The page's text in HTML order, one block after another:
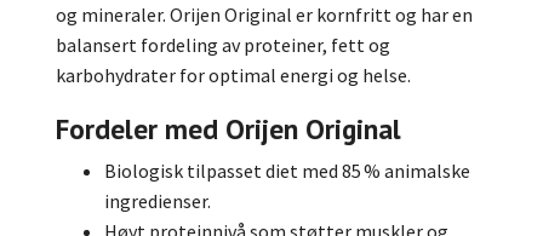
og mineraler. Orijen Original er kornfritt og har en
balansert fordeling av proteiner, fett og
karbohydrater for optimal energi og helse.
Fordeler med Orijen Original
Biologisk tilpasset diet med 85 % animalske
ingredienser.
Høyt proteinnivå som støtter muskler og